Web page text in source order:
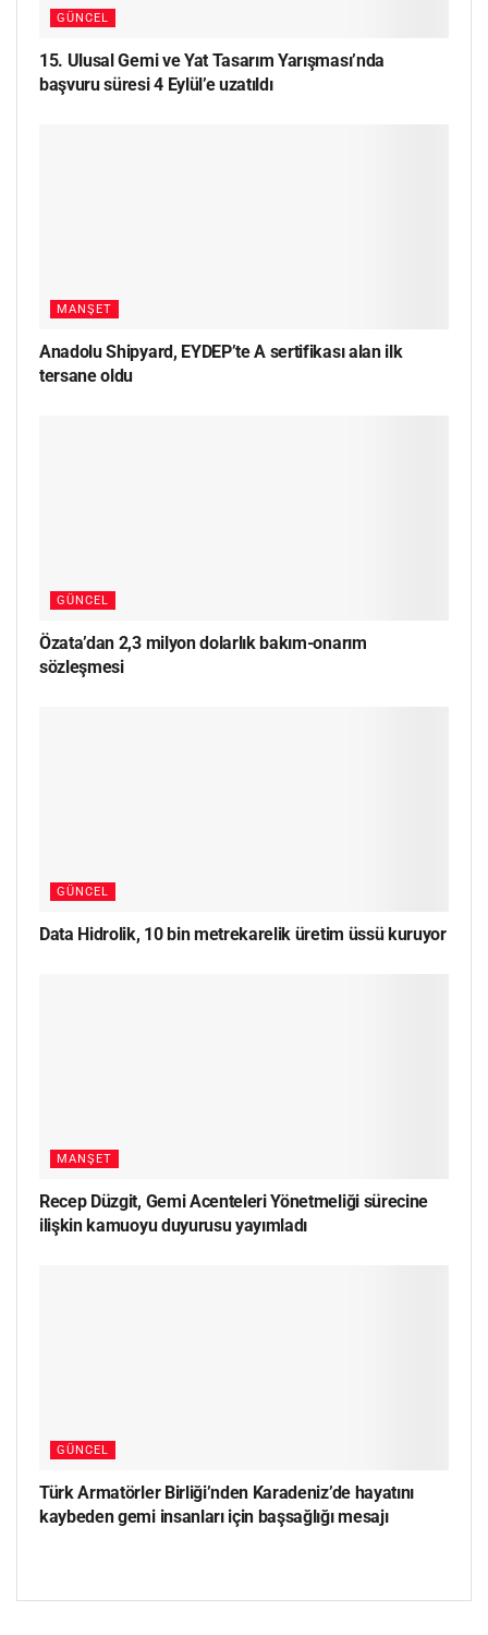
GÜNCEL
15. Ulusal Gemi ve Yat Tasarım Yarışması’nda
başvuru süresi 4 Eylül’e uzatıldı
MANŞET
Anadolu Shipyard, EYDEP’te A sertifikası alan ilk
tersane oldu
GÜNCEL
Özata’dan 2,3 milyon dolarlık bakım-onarım
sözleşmesi
GÜNCEL
Data Hidrolik, 10 bin metrekarelik üretim üssü kuruyor
MANŞET
Recep Düzgit, Gemi Acenteleri Yönetmeliği sürecine
ilişkin kamuoyu duyurusu yayımladı
GÜNCEL
Türk Armatörler Birliği’nden Karadeniz’de hayatını
kaybeden gemi insanları için başsağlığı mesajı